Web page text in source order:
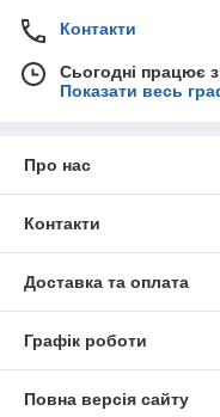
Контакти
Сьогодні працює
Показати весь
Про нас
Контакти
Доставка та оплата
Графік роботи
Повна версія сайту